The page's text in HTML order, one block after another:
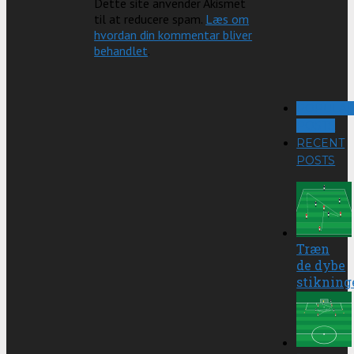
Dette site anvender Akismet
til at reducere spam. Læs om
hvordan din kommentar bliver
behandlet.
RECENT
POSTS
Træn
de dybe